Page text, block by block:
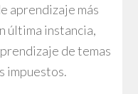
aprendizaje más
última instancia,
de temas
impuestos.